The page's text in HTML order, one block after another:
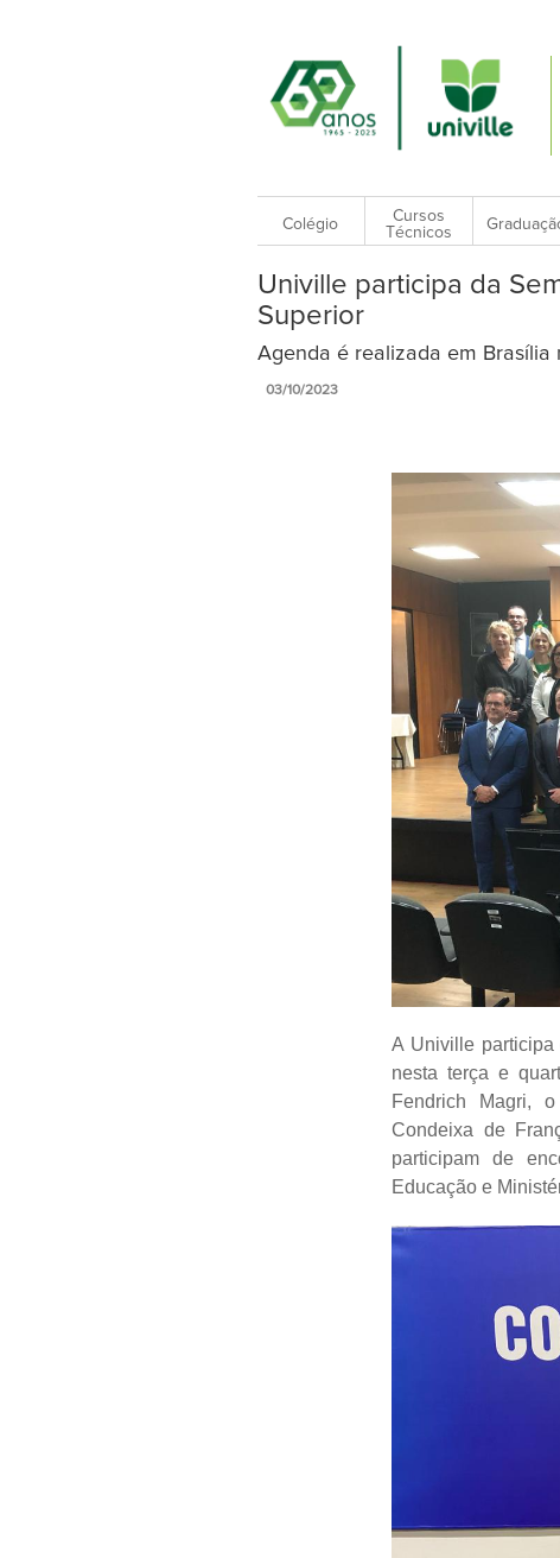
Colégio
Cursos
Técnicos
Univille participa da
Superior
Agenda é realizada em
03/10/2023
A Univille participa
nesta terça e
Fendrich Magri,
Condeixa de
participam de
Educação e